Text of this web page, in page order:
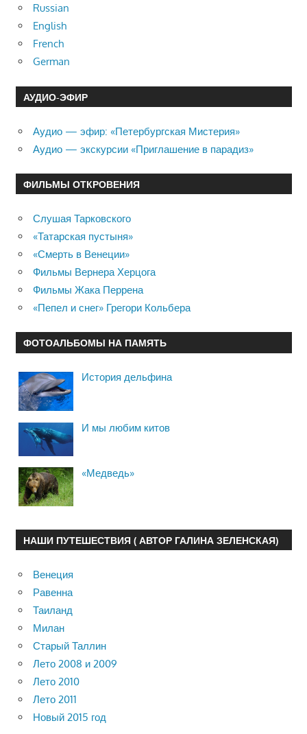
Russian
English
French
German
АУДИО-ЭФИР
Аудио — эфир: «Петербургская Мистерия»
Аудио — экскурсии «Приглашение в парадиз»
ФИЛЬМЫ ОТКРОВЕНИЯ
Слушая Тарковского
«Татарская пустыня»
«Смерть в Венеции»
Фильмы Вернера Херцога
Фильмы Жака Перрена
«Пепел и снег» Грегори Кольбера
ФОТОАЛЬБОМЫ НА ПАМЯТЬ
История дельфина
И мы любим китов
«Медведь»
НАШИ ПУТЕШЕСТВИЯ ( АВТОР ГАЛИНА ЗЕЛЕНСКАЯ)
Венеция
Равенна
Таиланд
Милан
Старый Таллин
Лето 2008 и 2009
Лето 2010
Лето 2011
Новый 2015 год